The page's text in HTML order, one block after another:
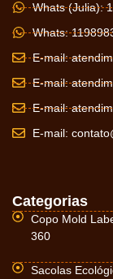
Whats (Julia):
Whats:
E-mail:
E-mail:
E-mail:
E-mail:
Categorias
Copo Mold
360
Sacolas